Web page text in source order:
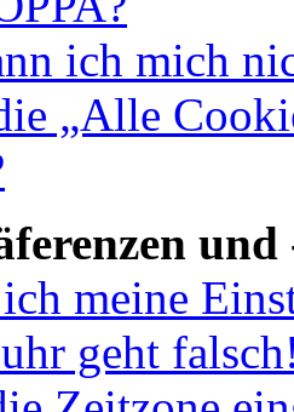
ich mich
„Alle
und
meine
geht